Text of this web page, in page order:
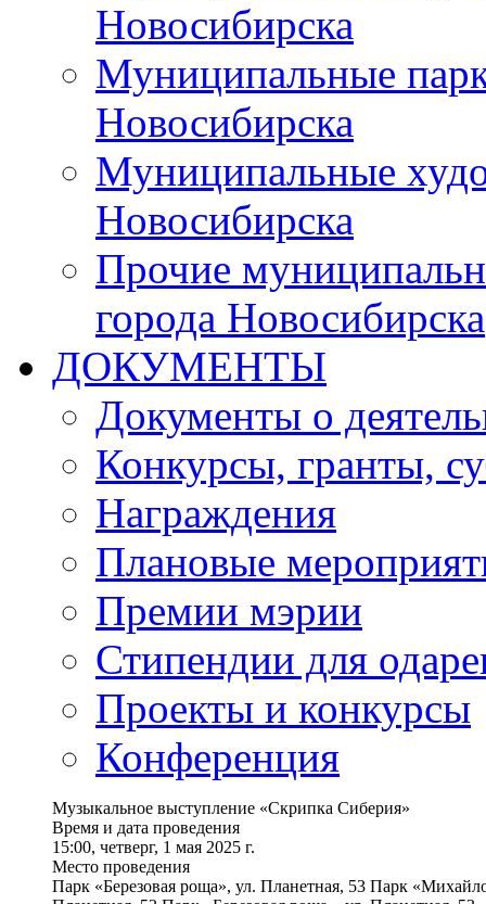
Новосибирска
Муниципальные
Новосибирска
Муниципальные
Новосибирска
Прочие
города Новосибирска
ДОКУМЕНТЫ
Документы о
Конкурсы, гранты,
Награждения
Плановые
Премии мэрии
Стипендии для
Проекты и конкурсы
Конференция
Музыкальное выступление «Скрипка Сиберия»
Время и дата проведения
15:00, четверг, 1 мая 2025 г.
Место проведения
Парк «Березовая роща», ул. Планетная, 53 Парк